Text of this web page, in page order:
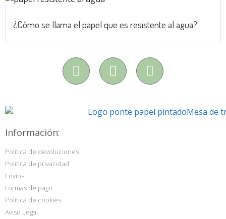
¿Cómo se llama el papel que es resistente al agua?
Información:
Política de devoluciones
Política de privacidad
Envíos
Formas de pago
Política de cookies
Aviso Legal